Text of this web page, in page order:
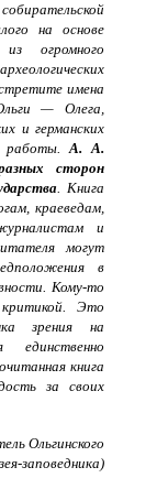
на основе
из огромного
имена
— Олега,
и германских
работы.А. А.
сторон
. Книга
краеведам,
и
могут
в
Кому-то
Это
зрения на
единственно
книга
за своих
Ольгинского
заповедника)